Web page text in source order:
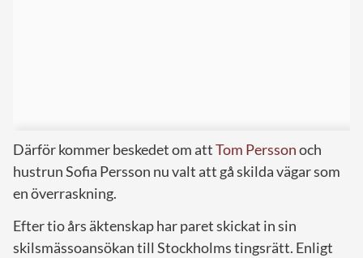
Därför kommer beskedet om attTom Perssonoch
hustrun Sofia Persson nu valt att gå skilda vägar som
en överraskning.
Efter tio års äktenskap har paret skickat in sin
skilsmässoansökan till Stockholms tingsrätt. Enligt